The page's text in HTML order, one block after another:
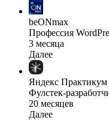
beONmax
Профессия
3 месяца
Далее
Яндекс Практикум
Фулстек-
20 месяцев
Далее